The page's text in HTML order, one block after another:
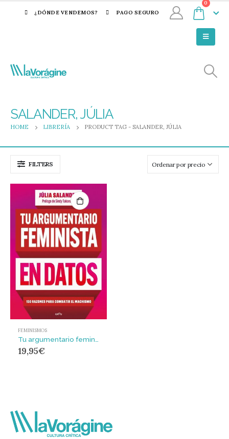
¿DÓNDE VENDEMOS? PAGO SEGURO
0
SALANDER, JÚLIA
HOME LIBRERÍA PRODUCT TAG - SALANDER, JÚLIA
FILTERS
FEMINISMOS
19,95€